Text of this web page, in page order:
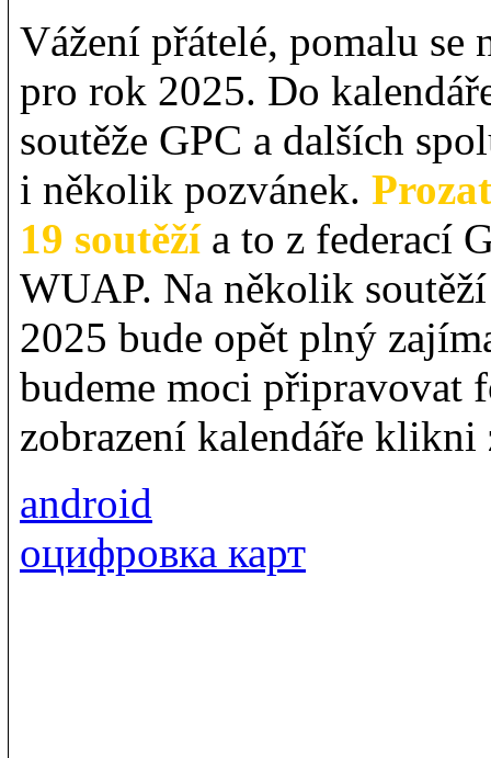
Vážení přátelé, pomalu se
pro rok 2025. Do
soutěže GPC a dalších
i několik pozvánek.
19 soutěžía to z federací
WUAP. Na několik
2025 bude opět plný
budeme moci připravovat
zobrazení kalendáře
android
оцифровка карт